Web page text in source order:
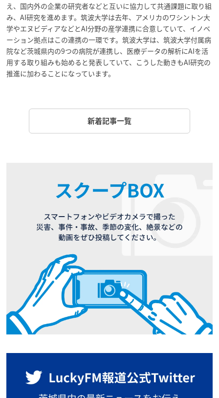
え、国内外の企業の研究者などと互いに協力して共通課題に取り組
み、AI研究を進めます。筑波大学は去年、アメリカのワシントン大
学やエヌビディアなどとAI分野の産学連携に合意していて、イノベ
ーション拠点はこの連携の一環です。筑波大学は、筑波大学付属病
院など茨城県内の9つの病院が連携し、医療データの解析にAIを活
用する取り組みも始めると発表していて、こうした動きもAI研究の
推進に加わることになっています。
新着記事一覧